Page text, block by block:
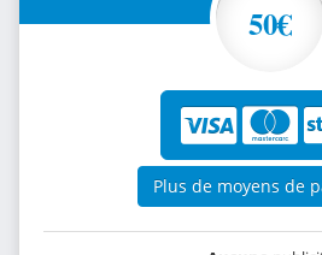
50€
Plus de moyens de